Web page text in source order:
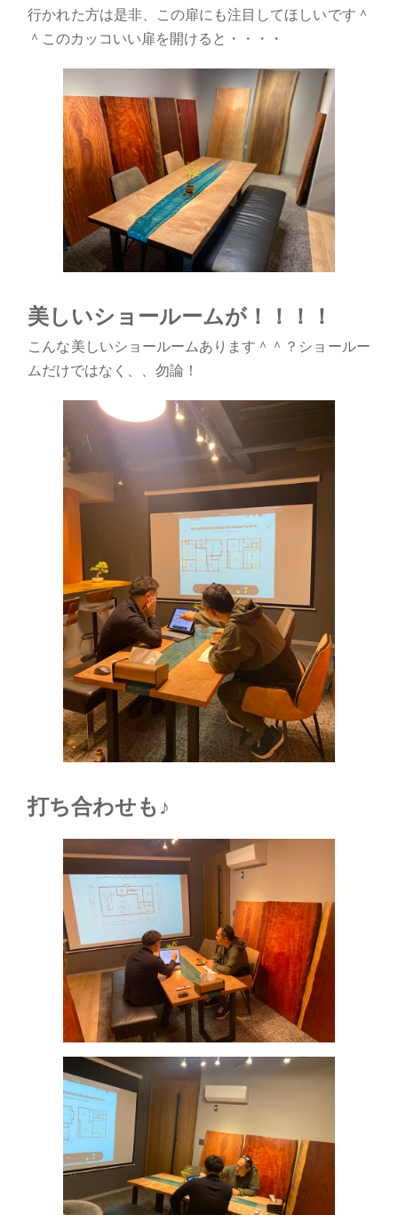
行かれた方は是非、この扉にも注目してほしいです＾
＾このカッコいい扉を開けると・・・・
美しいショールームが！！！！
こんな美しいショールームあります＾＾？ショールー
ムだけではなく、、勿論！
打ち合わせも♪